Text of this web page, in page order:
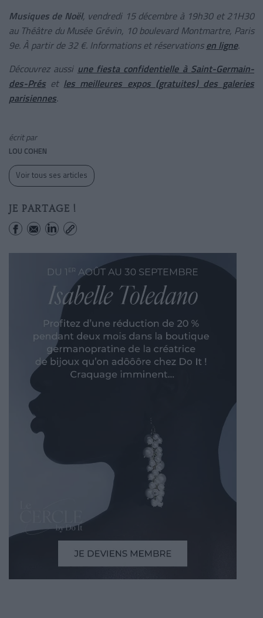
Musiques de Noël, vendredi 15 décembre à 19h30 et 21H30
au Théâtre du Musée Grévin, 10 boulevard Montmartre, Paris
9e. À partir de 32 €. Informations et réservationsen ligne.
Découvrez aussi une fiesta confidentielle à Saint-Germain-
des-Prés et les meilleures expos (gratuites) des galeries
parisiennes.
écrit par
LOU COHEN
Voir tous ses articles
JE PARTAGE !